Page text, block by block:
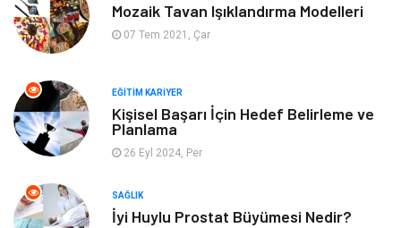
Aksesuar Genel Kültür
Spor Müzik
Ev işleri
Cam
Mozaik Tavan Işıklandırma Modelleri
07 Tem 2021, Çar
EĞITIM KARIYER
Kişisel Başarı İçin Hedef Belirleme ve
Planlama
26 Eyl 2024, Per
SAĞLIK
İyi Huylu Prostat Büyümesi Nedir?